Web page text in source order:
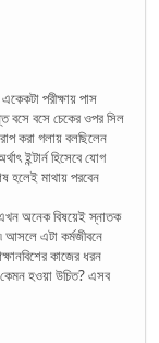
পরীক্ষায় পাস
বসে বসে চেকের ওপর সিল
করা গলায় বলছিলেন
ইন্টার্ন হিসেবে যোগ
হলেই মাথায় পরবেন
এখন অনেক বিষয়েই স্নাতক
আসলে এটা কর্মজীবনে
কাজের ধরন
হওয়া উচিত? এসব